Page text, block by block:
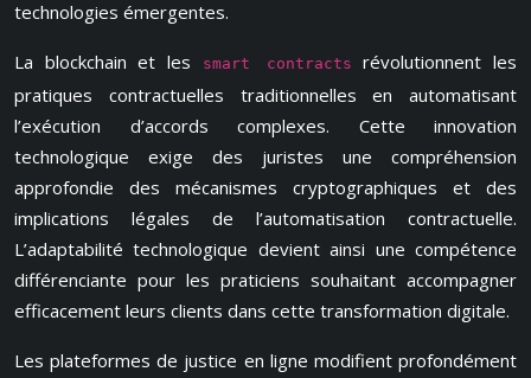
technologies émergentes.
La blockchain et les smart contracts
révolutionnent les
pratiques contractuelles traditionnelles en automatisant
l’exécution d’accords complexes. Cette innovation
technologique exige des juristes une compréhension
approfondie des mécanismes cryptographiques et des
implications légales de l’automatisation contractuelle.
L’adaptabilité technologique devient ainsi une compétence
différenciante pour les praticiens souhaitant accompagner
efficacement leurs clients dans cette transformation digitale.
Les plateformes de justice en ligne modifient profondément